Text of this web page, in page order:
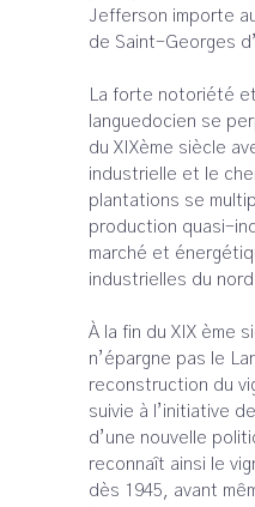
Jefferson importe
de Saint-Georges
La forte notoriété
languedocien se
du XIXème siècle
industrielle et le
plantations se
production quasi-
marché et
industrielles du
À la fin du XIX ème
n’épargne pas le
reconstruction du
suivie à l’initiative
d’une nouvelle
reconnaît ainsi le
dès 1945, avant